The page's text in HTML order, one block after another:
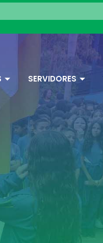
SERVIDORES